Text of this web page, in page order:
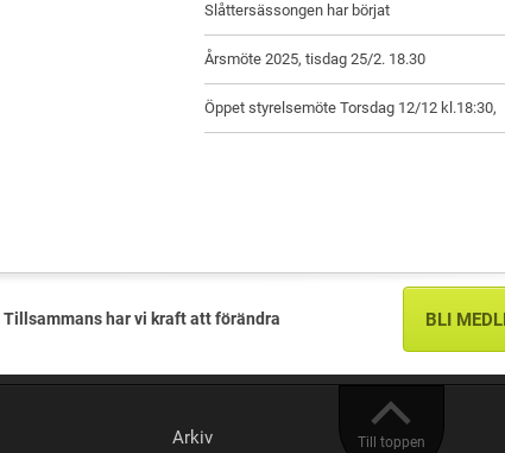
Slåttersässongen har börjat
Årsmöte 2025, tisdag 25/2. 18.30
Öppet styrelsemöte Torsdag 12/12 kl.18:30,
Tillsammans har vi kraft att förändra BLI
Till toppen
Arkiv